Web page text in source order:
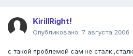
KirillRight!
Опубликовано: 7 августа 2006
с такой проблемой сам не